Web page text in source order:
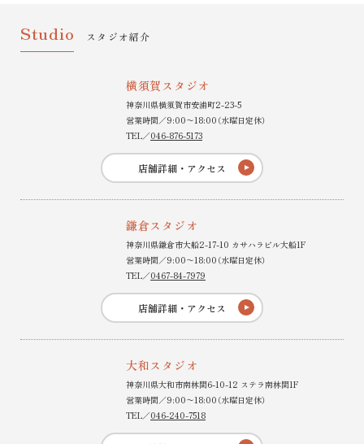
Studio スタジオ紹介
横須賀スタジオ
神奈川県横須賀市安浦町2-23-5
営業時間／9:00〜18:00（水曜日定休）
TEL／046-876-5173
店舗詳細・アクセス
鎌倉スタジオ
神奈川県鎌倉市大船2-17-10 カサハラビル大船1F
営業時間／9:00〜18:00（水曜日定休）
TEL／0467-84-7979
店舗詳細・アクセス
大和スタジオ
神奈川県大和市南林間6-10-12 ステラ南林間1F
営業時間／9:00〜18:00（水曜日定休）
TEL／046-240-7518